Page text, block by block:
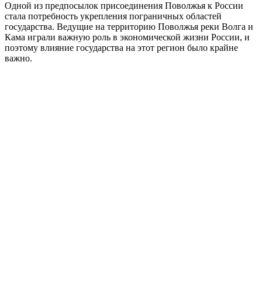
Одной из предпосылок присоединения Поволжья к России
стала потребность укрепления пограничных областей
государства. Ведущие на территорию Поволжья реки Волга и
Кама играли важную роль в экономической жизни России, и
поэтому влияние государства на этот регион было крайне
важно.